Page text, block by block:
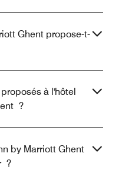
Ghent propose-t-
à l'hôtel
?
by Marriott Ghent
?